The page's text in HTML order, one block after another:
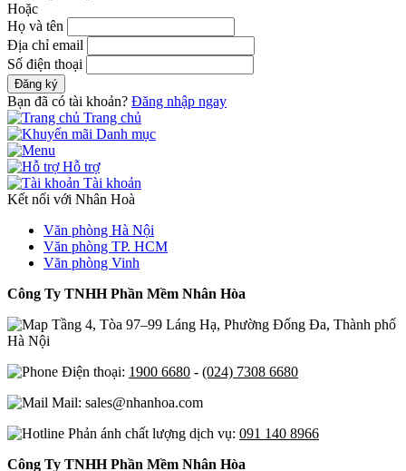
Hoặc
Họ và tên
Địa chỉ email
Số điện thoại
Đăng ký
Bạn đã có tài khoản? Đăng nhập ngay
Trang chủ
Danh mục
Hỗ trợ
Tài khoản
Kết nối với Nhân Hoà
Văn phòng Hà Nội
Văn phòng TP. HCM
Văn phòng Vinh
Công Ty TNHH Phần Mềm Nhân Hòa
Tầng 4, Tòa 97–99 Láng Hạ, Phường Đống Đa, Thành phố
Hà Nội
Điện thoại: 1900 6680 - (024) 7308 6680
Mail: sales@nhanhoa.com
Phản ánh chất lượng dịch vụ: 091 140 8966
Công Ty TNHH Phần Mềm Nhân Hòa